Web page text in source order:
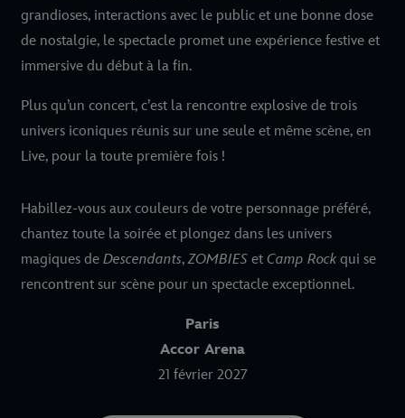
grandioses, interactions avec le public et une bonne dose
de nostalgie, le spectacle promet une expérience festive et
immersive du début à la fin.
Plus qu’un concert, c’est la rencontre explosive de trois
univers iconiques réunis sur une seule et même scène, en
Live, pour la toute première fois !
Habillez-vous aux couleurs de votre personnage préféré,
chantez toute la soirée et plongez dans les univers
magiques de Descendants,ZOMBIES et Camp Rock qui se
rencontrent sur scène pour un spectacle exceptionnel.
Paris
Accor Arena
21 février 2027